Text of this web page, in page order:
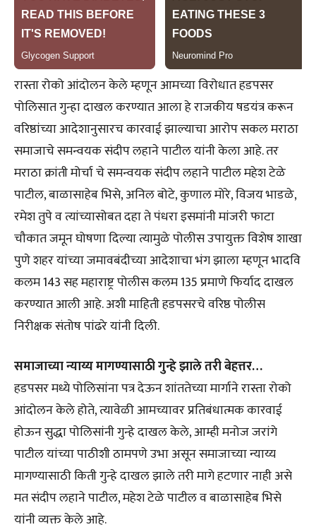
रास्ता रोको आंदोलन केले म्हणून आमच्या विरोधात हडपसर
पोलिसात गुन्हा दाखल करण्यात आला हे राजकीय षडयंत्र करून
वरिष्ठांच्या आदेशानुसारच कारवाई झाल्याचा आरोप सकल मराठा
समाजाचे समन्वयक संदीप लहाने पाटील यांनी केला आहे. तर
मराठा क्रांती मोर्चा चे समन्वयक संदीप लहाने पाटील महेश टेळे
पाटील, बाळासाहेब भिसे, अनिल बोटे, कुणाल मोरे, विजय भाडळे,
रमेश तुपे व त्यांच्यासोबत दहा ते पंधरा इसमांनी मांजरी फाटा
चौकात जमून घोषणा दिल्या त्यामुळे पोलीस उपायुक्त विशेष शाखा
पुणे शहर यांच्या जमावबंदीच्या आदेशाचा भंग झाला म्हणून भादवि
कलम 143 सह महाराष्ट्र पोलीस कलम 135 प्रमाणे फिर्याद दाखल
करण्यात आली आहे. अशी माहिती हडपसरचे वरिष्ठ पोलीस
निरीक्षक संतोष पांढरे यांनी दिली.
समाजाच्या न्याय्य मागण्यासाठी गुन्हे झाले तरी बेहत्तर…
हडपसर मध्ये पोलिसांना पत्र देऊन शांततेच्या मार्गाने रास्ता रोको
आंदोलन केले होते, त्यावेळी आमच्यावर प्रतिबंधात्मक कारवाई
होऊन सुद्धा पोलिसांनी गुन्हे दाखल केले, आम्ही मनोज जरांगे
पाटील यांच्या पाठीशी ठामपणे उभा असून समाजाच्या न्याय्य
मागण्यासाठी किती गुन्हे दाखल झाले तरी मागे हटणार नाही असे
मत संदीप लहाने पाटील, महेश टेळे पाटील व बाळासाहेब भिसे
यांनी व्यक्त केले आहे.